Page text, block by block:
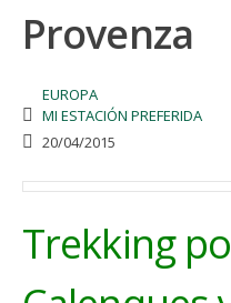
Provenza
EUROPA
MI ESTACIÓN PREFERIDA
20/04/2015
Trekking